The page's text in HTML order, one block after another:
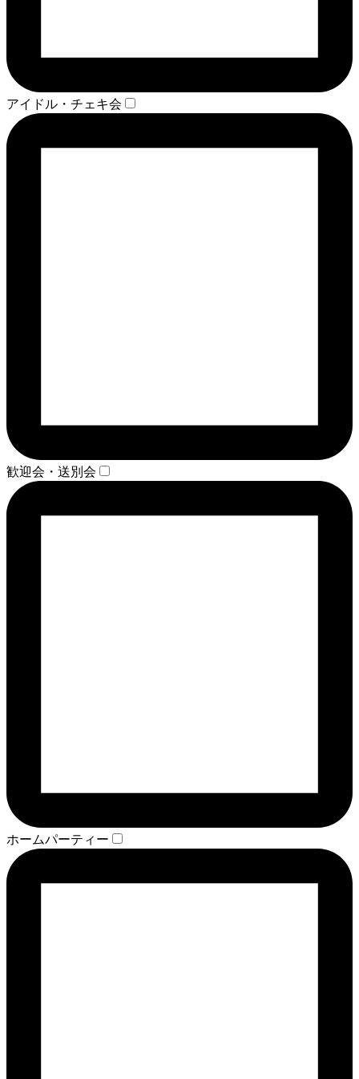
アイドル・チェキ会
歓迎会・送別会
ホームパーティー